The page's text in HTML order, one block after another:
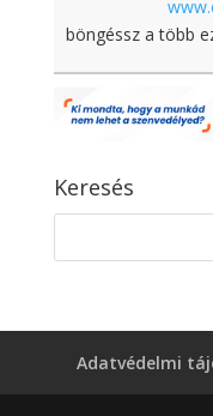
böngéssz a több
Keresés
Adatvédelmi